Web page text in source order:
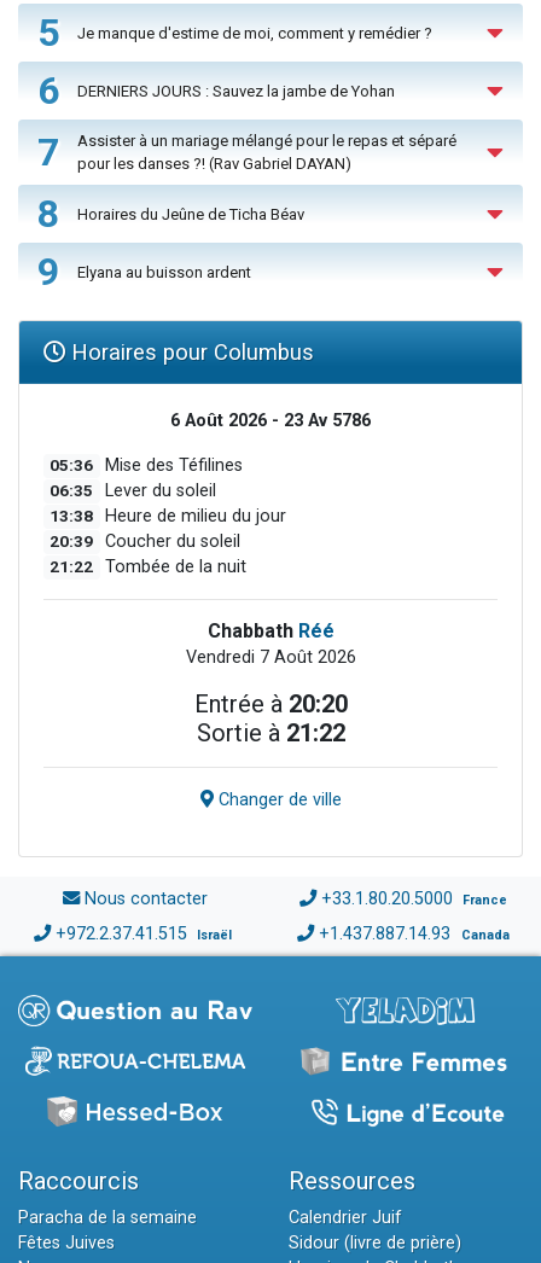
5 Je manque d'estime de moi, comment y remédier ?
6 DERNIERS JOURS : Sauvez la jambe de Yohan
7
Assister à un mariage mélangé pour le repas et séparé
pour les danses ?! (Rav Gabriel DAYAN)
8 Horaires du Jeûne de Ticha Béav
9 Elyana au buisson ardent
Horaires pour Columbus
6 Août 2026 - 23 Av 5786
05:36 Mise des Téfilines
06:35 Lever du soleil
13:38 Heure de milieu du jour
20:39 Coucher du soleil
21:22 Tombée de la nuit
Chabbath Réé
Vendredi 7 Août 2026
Entrée à 20:20
Sortie à 21:22
Changer de ville
Nous contacter +33.1.80.20.5000 France
+972.2.37.41.515 Israël +1.437.887.14.93 Canada
Raccourcis
Paracha de la semaine
Fêtes Juives
Ressources
Calendrier Juif
Sidour (livre de prière)